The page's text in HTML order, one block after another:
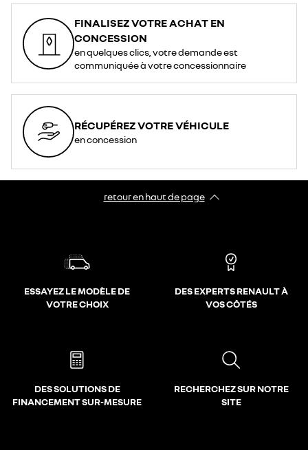
FINALISEZ VOTRE ACHAT EN
CONCESSION
en quelques clics, votre demande est
communiquée à votre concessionnaire
RÉCUPÉREZ VOTRE VÉHICULE
en concession
retour en haut de page​
ESSAYEZ LE MODÈLE DE
VOTRE CHOIX
DES EXPERTS RENAULT À
VOS CÔTÉS
DES SOLUTIONS DE
FINANCEMENT SUR-MESURE
RECHERCHEZ SUR NOTRE
SITE